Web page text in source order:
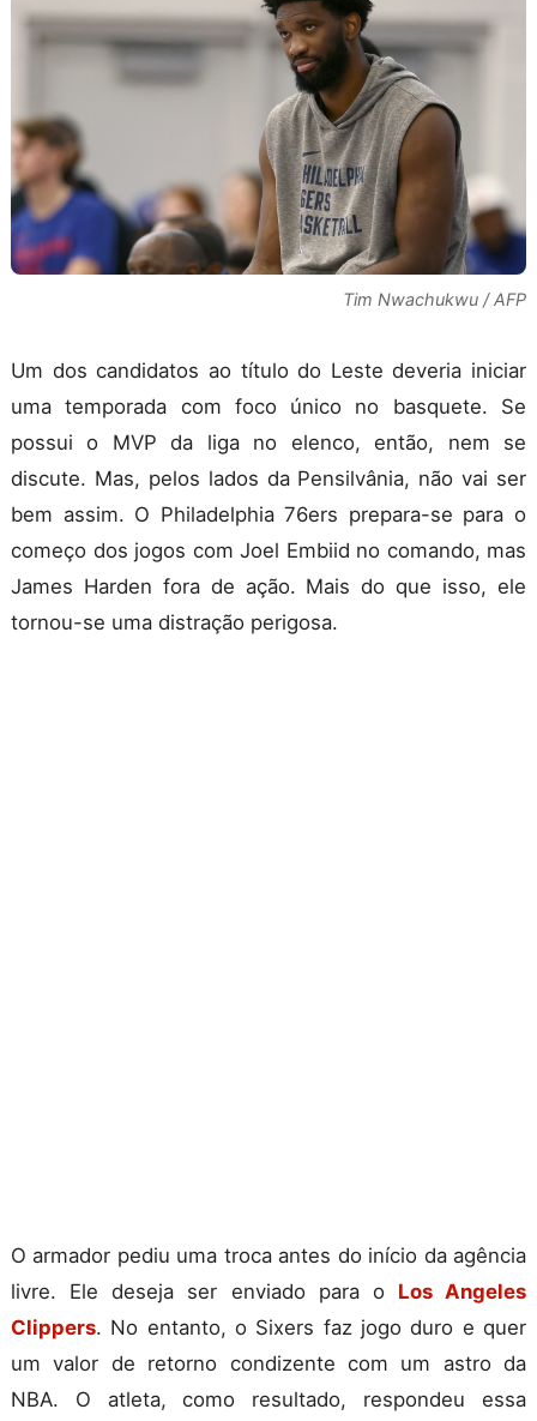
Tim Nwachukwu / AFP
Um dos candidatos ao título do Leste deveria iniciar
uma temporada com foco único no basquete. Se
possui o MVP da liga no elenco, então, nem se
discute. Mas, pelos lados da Pensilvânia, não vai ser
bem assim. O Philadelphia 76ers prepara-se para o
começo dos jogos com Joel Embiid no comando, mas
James Harden fora de ação. Mais do que isso, ele
tornou-se uma distração perigosa.
O armador pediu uma troca antes do início da agência
livre. Ele deseja ser enviado para o Los Angeles
Clippers. No entanto, o Sixers faz jogo duro e quer
um valor de retorno condizente com um astro da
NBA. O atleta, como resultado, respondeu essa